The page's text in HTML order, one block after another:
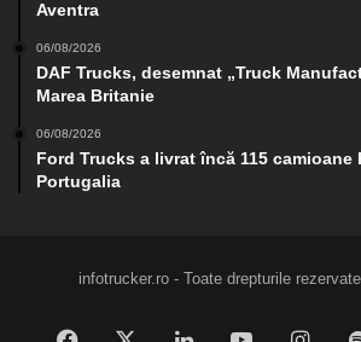
Aventra
06/08/2026
DAF Trucks, desemnat „Truck
Marea Britanie
06/08/2026
Ford Trucks a livrat încă 115 camioane
Portugalia
infotrucker.ro - Toate drepturile